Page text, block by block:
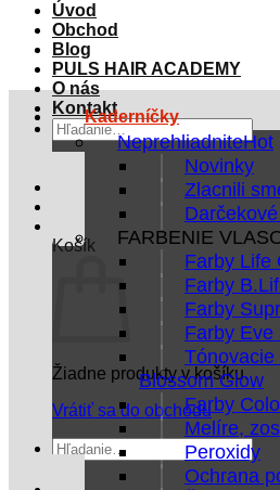
Úvod
Obchod
Blog
PULS HAIR ACADEMY
O nás
Kontakt
Hľadať:
Košík
Žiadne produkty v košíku.
Vrátiť sa do obchodu
Hľadať:
Kaderníčky
Neprehliadnite
Novinky
Zlacnili
FARBENIE
Farby Life
Farby
Farby
Farby Eve
Blossom Glow
Farby
Melíre,
Peroxidy
Ochrana